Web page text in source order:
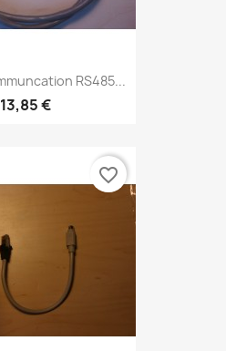
RS485...
€
favorite_border